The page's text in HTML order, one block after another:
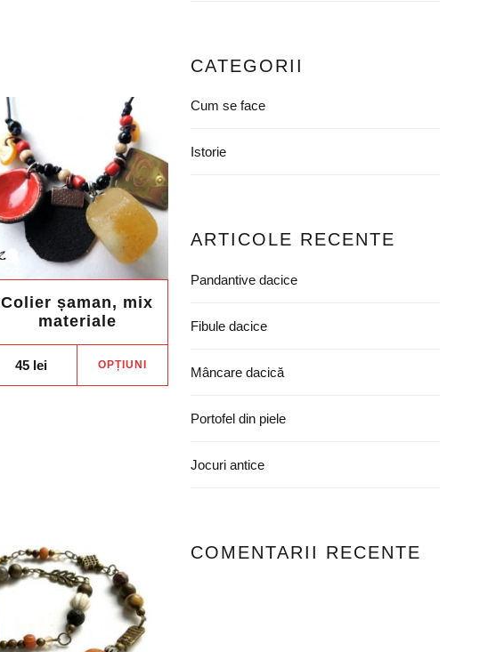
Colier șaman, mix
materiale
45 lei OPȚIUNI
produs
CATEGORII
Cum se face
Istorie
ARTICOLE RECENTE
Pandantive dacice
Fibule dacice
Mâncare dacică
Portofel din piele
Jocuri antice
COMENTARII RECENTE